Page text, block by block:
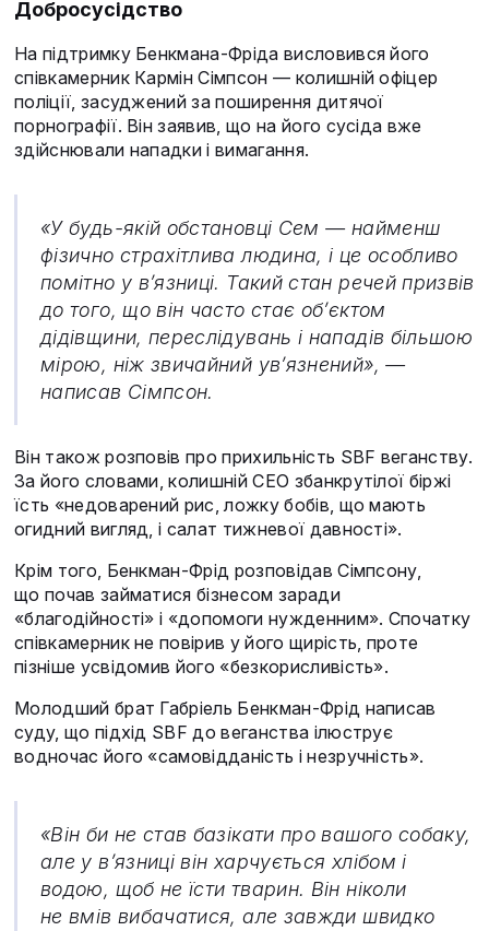
Добросусідство
На підтримку Бенкмана-Фріда висловився його
співкамерник Кармін Сімпсон — колишній офіцер
поліції, засуджений за поширення дитячої
порнографії. Він заявив, що на його сусіда вже
здійснювали нападки і вимагання.
«У будь-якій обстановці Сем — найменш
фізично страхітлива людина, і це особливо
помітно у в’язниці. Такий стан речей призвів
до того, що він часто стає об’єктом
дідівщини, переслідувань і нападів більшою
мірою, ніж звичайний ув’язнений», —
написав Сімпсон.
Він також розповів про прихильність SBF веганству.
За його словами, колишній CEO збанкрутілої біржі
їсть «недоварений рис, ложку бобів, що мають
огидний вигляд, і салат тижневої давності».
Крім того, Бенкман-Фрід розповідав Сімпсону,
що почав займатися бізнесом заради
«благодійності» і «допомоги нужденним». Спочатку
співкамерник не повірив у його щирість, проте
пізніше усвідомив його «безкорисливість».
Молодший брат Габріель Бенкман-Фрід написав
суду, що підхід SBF до веганства ілюструє
водночас його «самовідданість і незручність».
«Він би не став базікати про вашого собаку,
але у в’язниці він харчується хлібом і
водою, щоб не їсти тварин. Він ніколи
не вмів вибачатися, але завжди швидко